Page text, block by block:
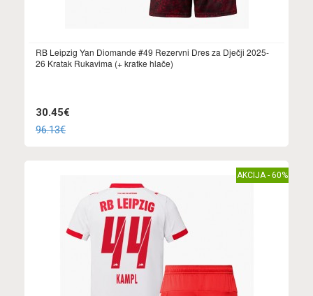
RB Leipzig Yan Diomande #49 Rezervni Dres za Dječji 2025-
26 Kratak Rukavima (+ kratke hlače)
30.45€
96.13€
AKCIJA - 60%